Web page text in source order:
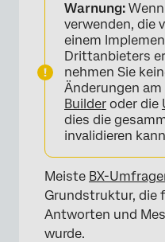
Warnung:
verwenden, die
einem
Drittanbieters
nehmen Sie
Änderungen am
Builder oder die
dies die
invalidieren
Meiste BX-
Grundstruktur, die
Antworten und
wurde.